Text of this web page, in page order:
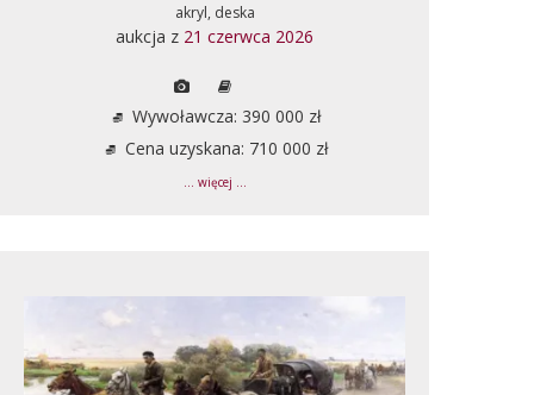
akryl, deska
aukcja z 21 czerwca 2026
Wywoławcza: 390 000 zł
Cena uzyskana: 710 000 zł
... więcej ...